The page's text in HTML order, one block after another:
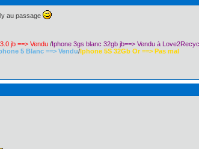
au passage
jb ==> Vendu /Iphone 3gs blanc 32gb jb==> Vendu à
5 Blanc ==> Vendu/Iphone 5S 32Gb Or ==> Pas mal